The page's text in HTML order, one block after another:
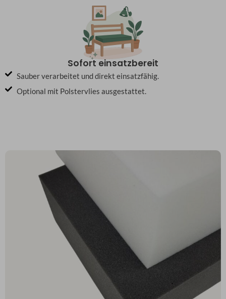
Sofort einsatzbereit
Sauber verarbeitet und direkt einsatzfähig.
Optional mit Polstervlies ausgestattet.